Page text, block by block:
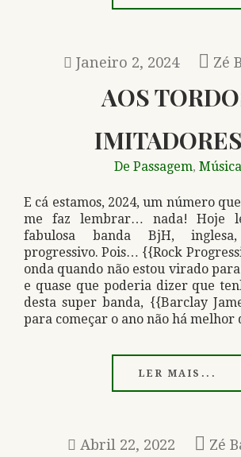
Janeiro 2, 2024 Zé
AOS
De Passagem, Música
E cá estamos, 2024, um número
me faz lembrar… nada! Hoje
fabulosa banda BjH,
progressivo. Pois… {{Rock
onda quando não estou virado
e quase que poderia dizer que
desta super banda, {{Barclay
para começar o ano não há melhor
LER MAIS...
Abril 22, 2022 Zé